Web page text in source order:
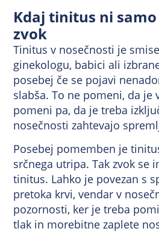
Kdaj tinitus ni
zvok
Tinitus v nosečnosti je
ginekologu, babici ali
posebej če se pojavi
slabša. To ne pomeni, da je
pomeni pa, da je treba
nosečnosti zahtevajo
Posebej pomemben je
srčnega utripa. Tak zvok se
tinitus. Lahko je povezan s
pretoka krvi, vendar v
pozornosti, ker je treba
tlak in morebitne zaplete